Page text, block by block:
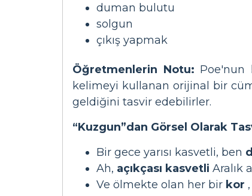
duman bulutu
solgun
çıkış yapmak
Öğretmenlerin Notu: Poe'nun
kelimeyi kullanan orijinal bir
geldiğini tasvir edebilirler.
“Kuzgun”dan Görsel Olarak
Bir gece yarısı kasvetli, ben
Ah, açıkçası kasvetli Aralık
Ve ölmekte olan her bir kor